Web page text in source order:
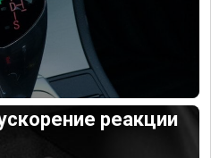
реакции